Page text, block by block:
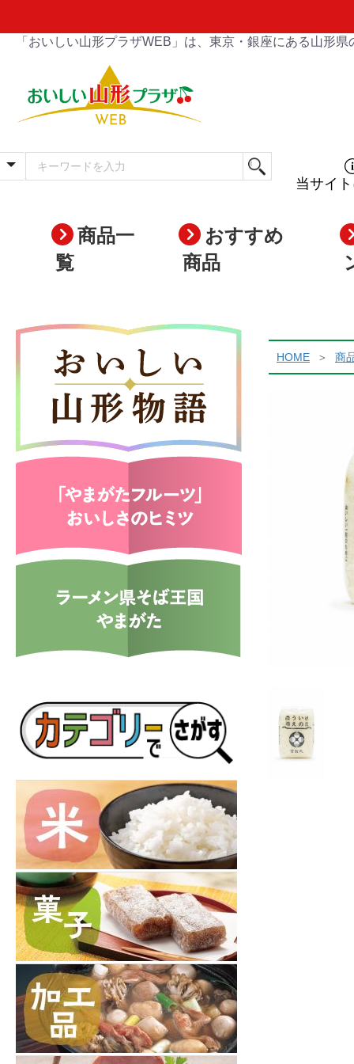
「おいしい山形プラザWEB」は、東京・銀座にある山形
当サイ
商品一
覧
おすすめ
商品
HOME 商